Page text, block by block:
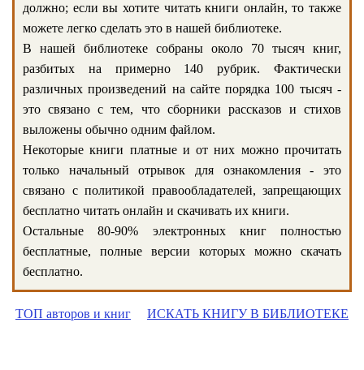
должно; если вы хотите читать книги онлайн, то также
можете легко сделать это в нашей библиотеке.
В нашей библиотеке собраны около 70 тысяч книг,
разбитых на примерно 140 рубрик. Фактически
различных произведений на сайте порядка 100 тысяч -
это связано с тем, что сборники рассказов и стихов
выложены обычно одним файлом.
Некоторые книги платные и от них можно прочитать
только начальный отрывок для ознакомления - это
связано с политикой правообладателей, запрещающих
бесплатно читать онлайн и скачивать их книги.
Остальные 80-90% электронных книг полностью
бесплатные, полные версии которых можно скачать
бесплатно.
ТОП авторов и книг ИСКАТЬ КНИГУ В БИБЛИОТЕКЕ